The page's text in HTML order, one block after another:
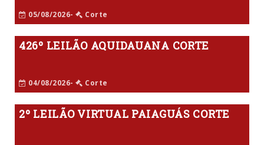
05/08/2026- Corte
426º LEILÃO AQUIDAUANA CORTE
04/08/2026- Corte
2º LEILÃO VIRTUAL PAIAGUÁS CORTE